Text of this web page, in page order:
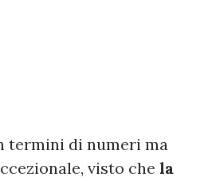
termini di numeri ma
visto che la